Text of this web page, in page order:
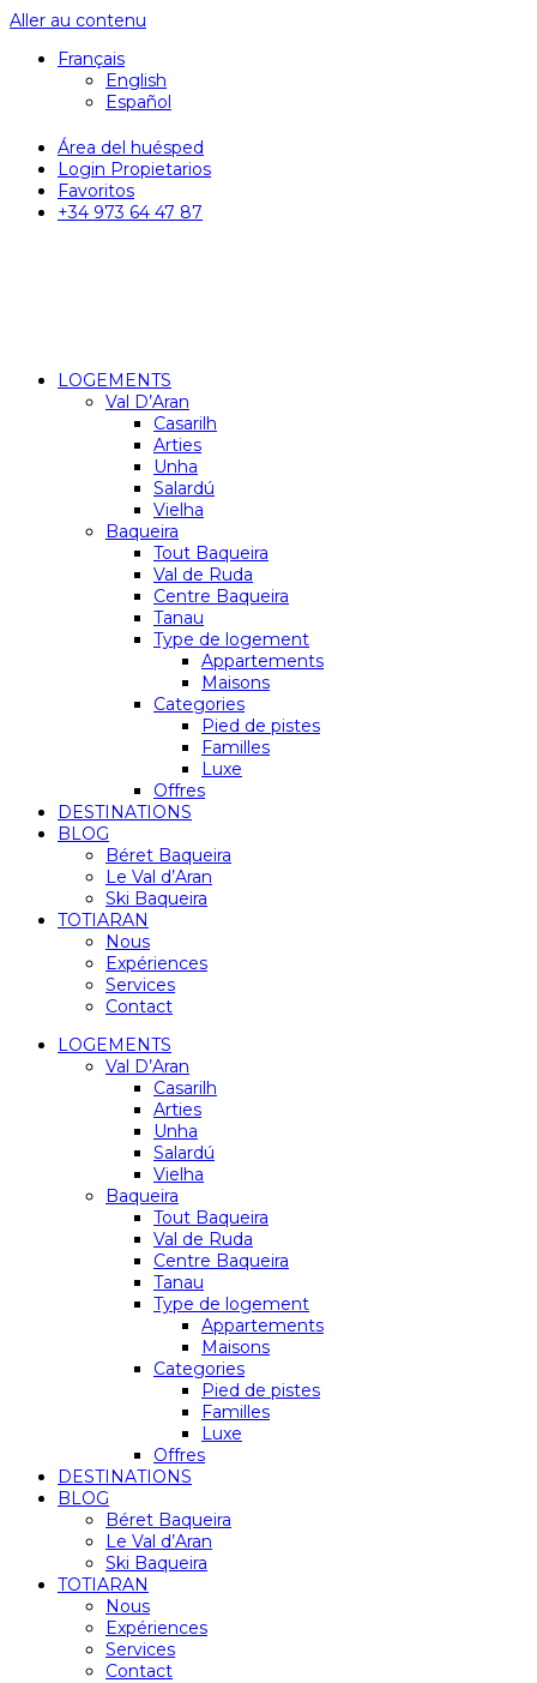
Aller au contenu
Français
English
Español
Área del huésped
Login Propietarios
Favoritos
+34 973 64 47 87
LOGEMENTS
Val D’Aran
Casarilh
Arties
Unha
Salardú
Vielha
Baqueira
Tout Baqueira
Val de Ruda
Centre Baqueira
Tanau
Type de logement
Appartements
Maisons
Categories
Pied de pistes
Familles
Luxe
Offres
DESTINATIONS
BLOG
Béret Baqueira
Le Val d’Aran
Ski Baqueira
TOTIARAN
Nous
Expériences
Services
Contact
LOGEMENTS
Val D’Aran
Casarilh
Arties
Unha
Salardú
Vielha
Baqueira
Tout Baqueira
Val de Ruda
Centre Baqueira
Tanau
Type de logement
Appartements
Maisons
Categories
Pied de pistes
Familles
Luxe
Offres
DESTINATIONS
BLOG
Béret Baqueira
Le Val d’Aran
Ski Baqueira
TOTIARAN
Nous
Expériences
Services
Contact